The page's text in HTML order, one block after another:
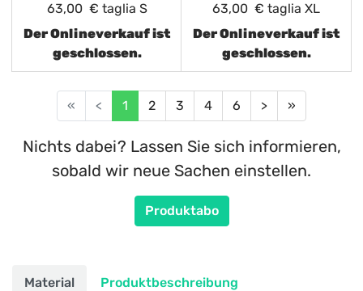
63,00 € taglia S
Der Onlineverkauf ist
geschlossen.
63,00 € taglia XL
Der Onlineverkauf ist
geschlossen.
« < 1 2 3 4 6 > »
Nichts dabei? Lassen Sie sich informieren,
sobald wir neue Sachen einstellen.
Produktabo
Material Produktbeschreibung